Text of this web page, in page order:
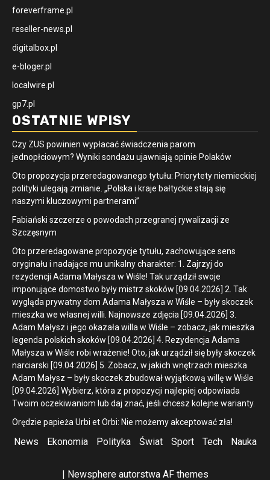
foreverframe.pl
reseller-news.pl
digitalbox.pl
e-bloger.pl
localwire.pl
gp7.pl
OSTATNIE WPISY
Czy ZUS powinien wypłacać świadczenia parom
jednopłciowym? Wyniki sondażu ujawniają opinie Polaków
Oto propozycja przeredagowanego tytułu: Priorytety niemieckiej
polityki ulegają zmianie. „Polska i kraje bałtyckie stają się
naszymi kluczowymi partnerami”
Fabiański szczerze o powodach przegranej rywalizacji ze
Szczęsnym
Oto przeredagowane propozycje tytułu, zachowujące sens
oryginału i nadające mu unikalny charakter: 1. Zajrzyj do
rezydencji Adama Małysza w Wiśle! Tak urządził swoje
imponujące domostwo były mistrz skoków [09.04.2026] 2. Tak
wygląda prywatny dom Adama Małysza w Wiśle – były skoczek
mieszka we własnej willi. Najnowsze zdjęcia [09.04.2026] 3.
Adam Małysz i jego okazała willa w Wiśle – zobacz, jak mieszka
legenda polskich skoków [09.04.2026] 4. Rezydencja Adama
Małysza w Wiśle robi wrażenie! Oto, jak urządził się były skoczek
narciarski [09.04.2026] 5. Zobacz, w jakich wnętrzach mieszka
Adam Małysz – były skoczek zbudował wyjątkową willę w Wiśle
[09.04.2026] Wybierz, która z propozycji najlepiej odpowiada
Twoim oczekiwaniom lub daj znać, jeśli chcesz kolejne warianty.
Orędzie papieża Urbi et Orbi: Nie możemy akceptować zła!
News Ekonomia Polityka Świat Sport Tech Nauka
| Newsphereautorstwa AF themes